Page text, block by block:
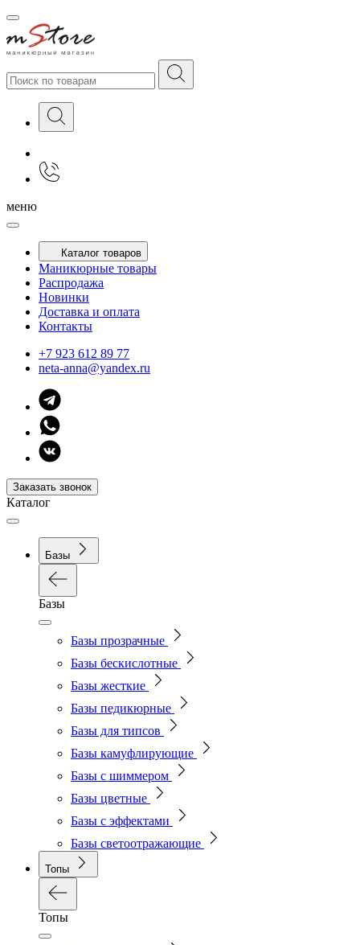
меню
Каталог товаров
Маникюрные товары
Распродажа
Новинки
Доставка и оплата
Контакты
+7 923 612 89 77
neta-anna@yandex.ru
Заказать звонок
Каталог
Базы
Базы
Базы прозрачные
Базы бескислотные
Базы жесткие
Базы педикюрные
Базы для типсов
Базы камуфлирующие
Базы с шиммером
Базы цветные
Базы с эффектами
Базы светоотражающие
Топы
Топы